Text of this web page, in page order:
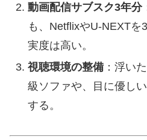
動画配信サブスク3年分
も、NetflixやU-NEXTを
実度は高い。
視聴環境の整備：浮い
級ソファや、目に優し
する。